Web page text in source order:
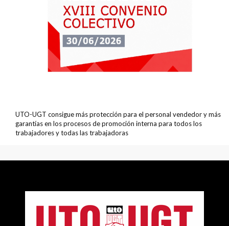
UTO-UGT consigue más protección para el personal vendedor y más
garantías en los procesos de promoción interna para todos los
trabajadores y todas las trabajadoras